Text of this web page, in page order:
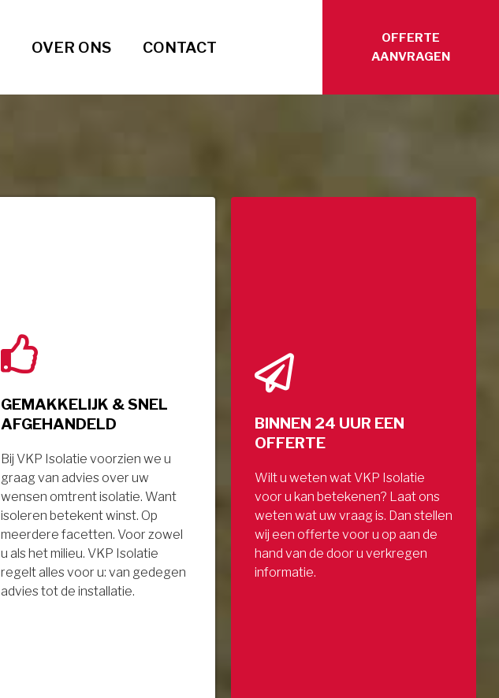
OVER ONS CONTACT
OFFERTE
AANVRAGEN
GEMAKKELIJK & SNEL
AFGEHANDELD
Bij VKP Isolatie voorzien we u
graag van advies over uw
wensen omtrent isolatie. Want
isoleren betekent winst. Op
meerdere facetten. Voor zowel
u als het milieu. VKP Isolatie
regelt alles voor u: van gedegen
advies tot de installatie.
BINNEN 24 UUR EEN
OFFERTE
Wilt u weten wat VKP Isolatie
voor u kan betekenen? Laat ons
weten wat uw vraag is. Dan stellen
wij een offerte voor u op aan de
hand van de door u verkregen
informatie.